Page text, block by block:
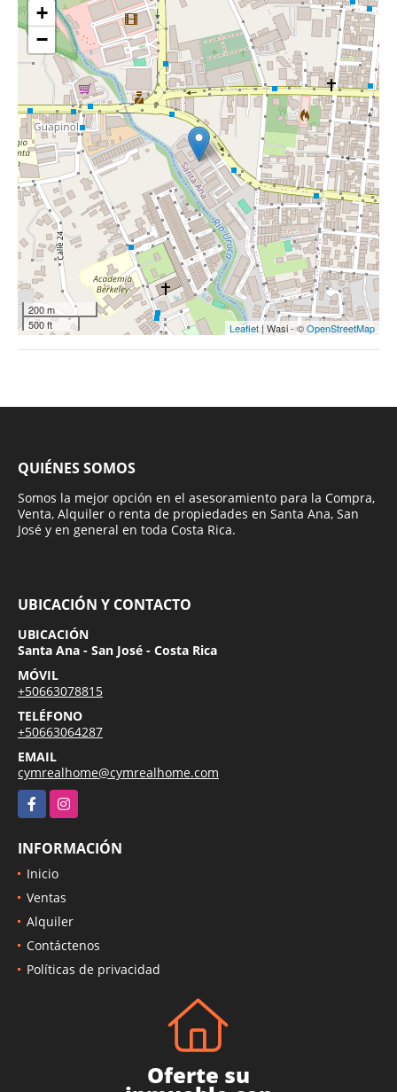
+
−
200 m
500 ft
Leaflet| Wasi - ©OpenStreetMap
QUIÉNES SOMOS
Somos la mejor opción en el asesoramiento para la Compra,
Venta, Alquiler o renta de propiedades en Santa Ana, San
José y en general en toda Costa Rica.
UBICACIÓN Y CONTACTO
UBICACIÓN
Santa Ana - San José - Costa Rica
MÓVIL
+50663078815
TELÉFONO
+50663064287
EMAIL
cymrealhome@cymrealhome.com
FacebookInstagram
INFORMACIÓN
Inicio
Ventas
Alquiler
Contáctenos
Políticas de privacidad
Oferte su